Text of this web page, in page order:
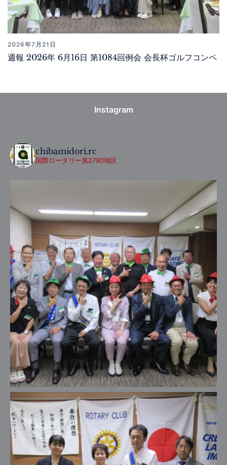
2026年7月21日
週報 2026年 6月16日 第1084回例会 会長杯ゴルフコンペ
Instagram
chibamidori.rc
国際ロータリー第2790地区